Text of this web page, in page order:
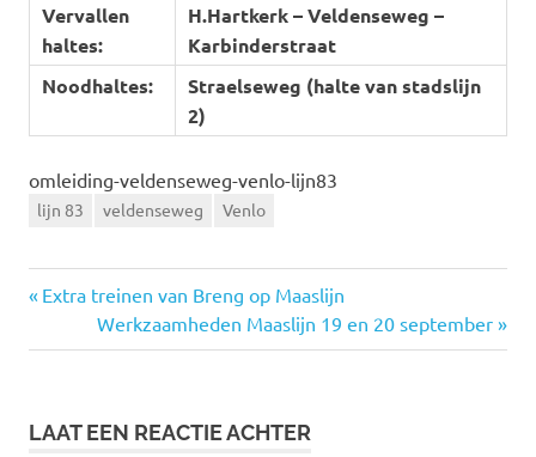
Vervallen
haltes:
H.Hartkerk – Veldenseweg –
Karbinderstraat
Noodhaltes:
Straelseweg (halte van stadslijn
2)
omleiding-veldenseweg-venlo-lijn83
lijn 83 veldenseweg Venlo
Bericht
Vorige
bericht:
Extra treinen van Breng op Maaslijn
Volgende
bericht:
Werkzaamheden Maaslijn 19 en 20 september
LAAT EEN REACTIE ACHTER